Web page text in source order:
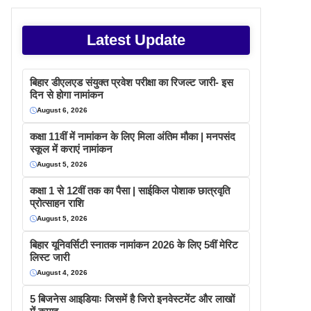
Latest Update
बिहार डीएलएड संयुक्त प्रवेश परीक्षा का रिजल्ट जारी- इस
दिन से होगा नामांकन
August 6, 2026
कक्षा 11वीं में नामांकन के लिए मिला अंतिम मौका | मनपसंद
स्कूल में कराएं नामांकन
August 5, 2026
कक्षा 1 से 12वीं तक का पैसा | साईकिल पोशाक छात्रवृति
प्रोत्साहन राशि
August 5, 2026
बिहार यूनिवर्सिटी स्नातक नामांकन 2026 के लिए 5वीं मेरिट
लिस्ट जारी
August 4, 2026
5 बिजनेस आइडियाः जिसमें है जिरो इनवेस्टमेंट और लाखों